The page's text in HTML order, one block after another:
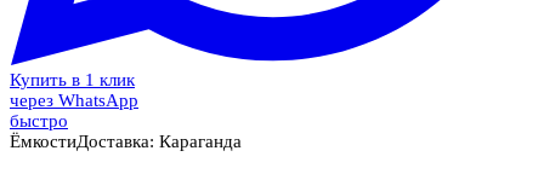
Купить в 1 клик
через WhatsApp
быстро
ЁмкостиДоставка: Караганда